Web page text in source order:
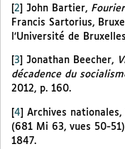
[2] John Bartier,
Francis Sartorius,
l’Université de
3 Jonathan Beecher,
décadence du
2012, p. 160.
4
Archives
(681 Mi 63, vues 50-
1847.